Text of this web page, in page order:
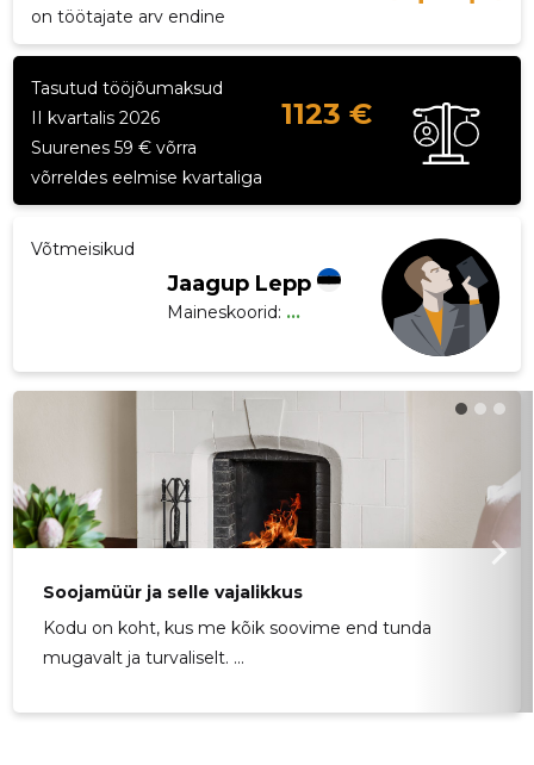
on töötajate arv endine
Tasutud tööjõumaksud
II kvartalis 2026
1123 €
Suurenes 59 € võrra
võrreldes eelmise kvartaliga
Võtmeisikud
Jaagup Lepp
Maineskoorid: ...
Soojamüür ja selle vajalikkus
Kodu on koht, kus me kõik soovime end tunda
mugavalt ja turvaliselt. ...